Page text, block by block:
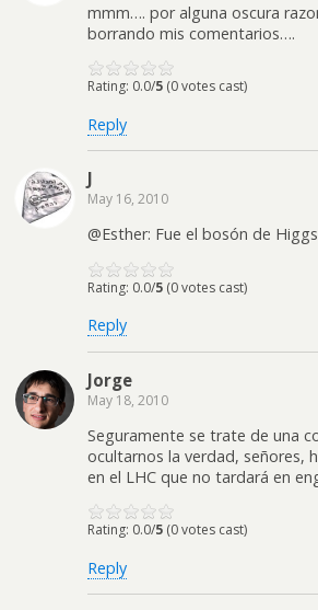
mmm…. por alguna oscura
borrando mis comentarios….
Rating: 0.0/5 (0 votes cast)
Reply
J
May 16, 2010
@Esther: Fue el bosón de
Rating: 0.0/5 (0 votes cast)
Reply
Jorge
May 18, 2010
Seguramente se trate de una
ocultarnos la verdad, señores,
en el LHC que no tardará en
Rating: 0.0/5 (0 votes cast)
Reply